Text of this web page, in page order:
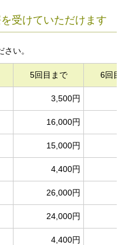
受けていただけます
い。
5回目まで 6回目
3,500円
16,000円
15,000円
4,400円
26,000円
24,000円
4,400円